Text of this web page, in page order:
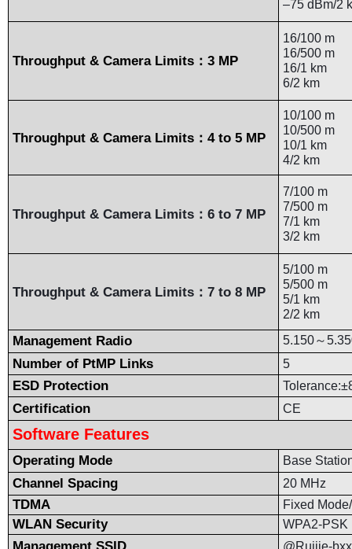
–75 dBm/2
Throughput & Camera Limits： 3 MP
16/100 m
16/500 m
16/1 km
6/2 km
Throughput & Camera Limits： 4 to 5 MP
10/100 m
10/500 m
10/1 km
4/2 km
Throughput & Camera Limits： 6 to 7 MP
7/100 m
7/500 m
7/1 km
3/2 km
Throughput & Camera Limits： 7 to 8 MP
5/100 m
5/500 m
5/1 km
2/2 km
Management Radio 5.150～
Number of PtMP Links 5
ESD Protection
Certification CE
Software Features
Operating Mode Base
Channel Spacing 20 MHz
TDMA Fixed
WLAN Security WPA2-PSK
@Ruijie-